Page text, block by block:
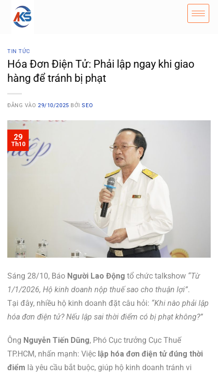
TIN TỨC
Hóa Đơn Điện Tử: Phải lập ngay khi giao
hàng để tránh bị phạt
ĐĂNG VÀO29/10/2025 BỞISEO
29
Th10
Sáng 28/10, Báo Người Lao Động tổ chức talkshow “Từ
1/1/2026, Hộ kinh doanh nộp thuế sao cho thuận lợi”.
Tại đây, nhiều hộ kinh doanh đặt câu hỏi: “Khi nào phải lập
hóa đơn điện tử? Nếu lập sai thời điểm có bị phạt không?”
Ông Nguyễn Tiến Dũng, Phó Cục trưởng Cục Thuế
TP.HCM, nhấn mạnh: Việc lập hóa đơn điện tử đúng thời
điểm là yêu cầu bắt buộc, giúp hộ kinh doanh tránh vi